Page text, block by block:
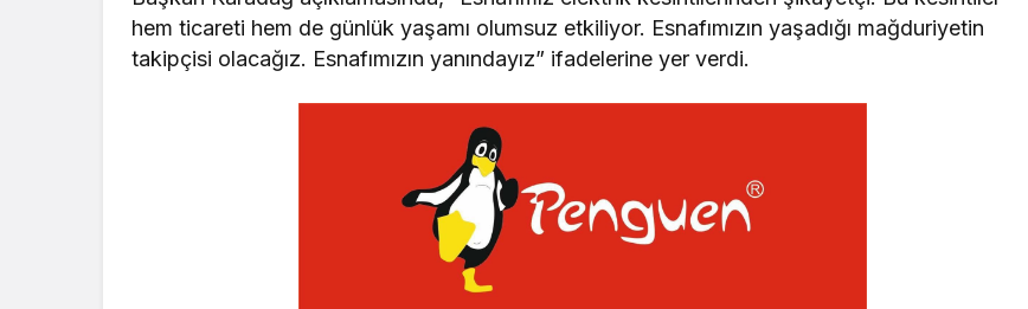
hem ticareti hem de günlük yaşamı olumsuz etkiliyor. Esnafımızın yaşadığı mağduriyetin
takipçisi olacağız. Esnafımızın yanındayız” ifadelerine yer verdi.